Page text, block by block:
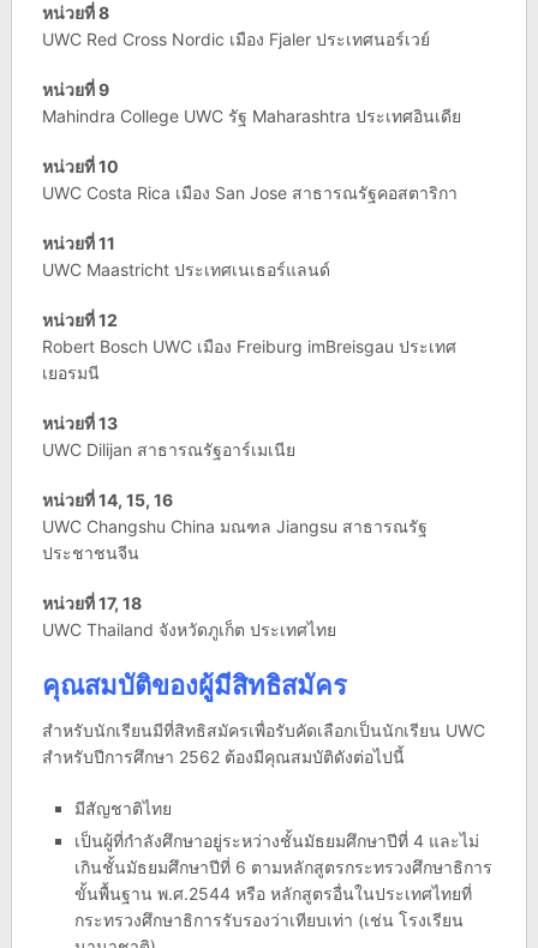
หน่วยที่ 8
UWC Red Cross Nordic เมือง Fjaler ประเทศนอร์เวย์
หน่วยที่ 9
Mahindra College UWC รัฐ Maharashtra ประเทศอินเดีย
หน่วยที่ 10
UWC Costa Rica เมือง San Jose สาธารณรัฐคอสตาริกา
หน่วยที่ 11
UWC Maastricht ประเทศเนเธอร์แลนด์
หน่วยที่ 12
Robert Bosch UWC เมือง Freiburg imBreisgau ประเทศ
เยอรมนี
หน่วยที่ 13
UWC Dilijan สาธารณรัฐอาร์เมเนีย
หน่วยที่ 14, 15, 16
UWC Changshu China มณฑล Jiangsu สาธารณรัฐ
ประชาชนจีน
หน่วยที่ 17, 18
UWC Thailand จังหวัดภูเก็ต ประเทศไทย
คุณสมบัติของผู้มีสิทธิสมัคร ​​​​​​​​​​​​​​
สำหรับนักเรียนมีที่สิทธิสมัครเพื่อรับคัดเลือกเป็นนักเรียน UWC
สำหรับปีการศึกษา 2562 ต้องมีคุณสมบัติดังต่อไปนี้
มีสัญชาติไทย
เป็นผู้ที่กำลังศึกษาอยู่ระหว่างชั้นมัธยมศึกษาปีที่ 4 และไม่
เกินชั้นมัธยมศึกษาปีที่ 6 ตามหลักสูตรกระทรวงศึกษาธิการ
ขั้นพื้นฐาน พ.ศ.2544 หรือ หลักสูตรอื่นในประเทศไทยที่
กระทรวงศึกษาธิการรับรองว่าเทียบเท่า (เช่น โรงเรียน